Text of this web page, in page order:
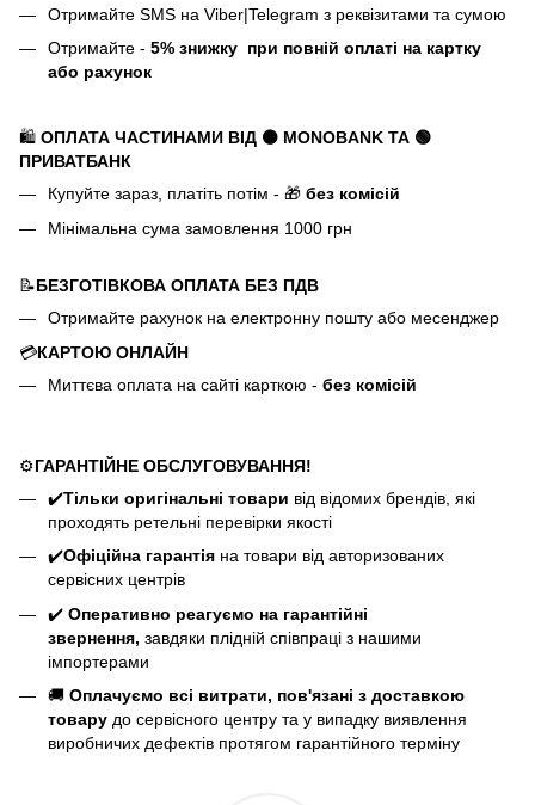
Отримайте SMS на Viber|Telegram з реквізитами та сумою
Отримайте - 5% знижку при повній оплаті на картку
або рахунок
🛍️ ОПЛАТА ЧАСТИНАМИ ВІД ⚫ MONOBANK ТА 🟢
ПРИВАТБАНК
Купуйте зараз, платіть потім - 🎁 без комісій
Мінімальна сума замовлення 1000 грн
📝БЕЗГОТІВКОВА ОПЛАТА БЕЗ ПДВ
Отримайте рахунок на електронну пошту або месенджер
💳КАРТОЮ ОНЛАЙН
Миттєва оплата на сайті карткою - без комісій
⚙️ГАРАНТІЙНЕ ОБСЛУГОВУВАННЯ!
✔️Тільки оригінальні товари від відомих брендів, які
проходять ретельні перевірки якості
✔️Офіційна гарантія на товари від авторизованих
сервісних центрів
✔️ Оперативно реагуємо на гарантійні
звернення, завдяки плідній співпраці з нашими
імпортерами
🚚 Оплачуємо всі витрати, пов'язані з доставкою
товару до сервісного центру та у випадку виявлення
виробничих дефектів протягом гарантійного терміну